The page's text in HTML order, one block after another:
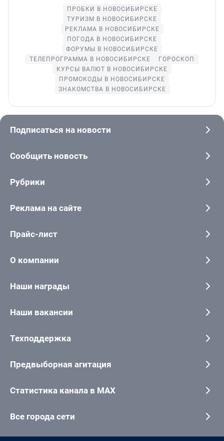
ПРОБКИ В НОВОСИБИРСКЕ
ТУРИЗМ В НОВОСИБИРСКЕ
РЕКЛАМА В НОВОСИБИРСКЕ
ПОГОДА В НОВОСИБИРСКЕ
ФОРУМЫ В НОВОСИБИРСКЕ
ТЕЛЕПРОГРАММА В НОВОСИБИРСКЕ
ГОРОСКОП
КУРСЫ ВАЛЮТ В НОВОСИБИРСКЕ
ПРОМОКОДЫ В НОВОСИБИРСКЕ
ЗНАКОМСТВА В НОВОСИБИРСКЕ
Подписаться на новости
Сообщить новость
Рубрики
Реклама на сайте
Прайс-лист
О компании
Наши награды
Наши вакансии
Техподдержка
Предвыборная агитация
Статистика канала в MAX
Все города сети